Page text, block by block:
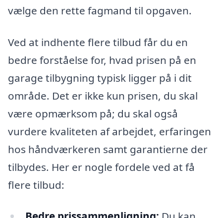
vælge den rette fagmand til opgaven.
Ved at indhente flere tilbud får du en
bedre forståelse for, hvad prisen på en
garage tilbygning typisk ligger på i dit
område. Det er ikke kun prisen, du skal
være opmærksom på; du skal også
vurdere kvaliteten af arbejdet, erfaringen
hos håndværkeren samt garantierne der
tilbydes. Her er nogle fordele ved at få
flere tilbud: